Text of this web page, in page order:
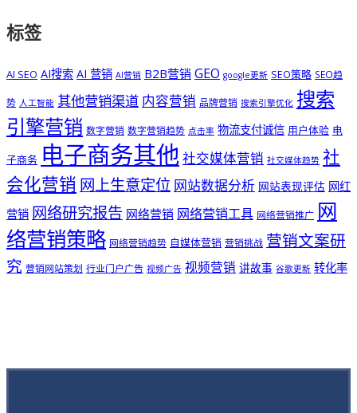
标签
AI SEO AI搜索 AI 营销 AI营销 B2B营销 GEO google更新 SEO策略 SEO趋
势 人工智能 其他营销渠道 内容营销 品牌营销 搜索引擎优化 搜索
引擎营销 数字营销 数字营销趋势 点击率 物流支付诚信 用户体验 电
子商务 电子商务其他社交媒体营销 社交媒体趋势 社
会化营销 网上生意定位 网站数据分析 网站表现评估 网红
营销 网络研究报告 网络营销 网络营销工具 网络营销推广 网
络营销策略 网络营销趋势 自媒体营销 营销挑战 营销文案研
究 营销网站策划 行业门户广告 视频广告 视频营销 讲故事 谷歌更新 转化率